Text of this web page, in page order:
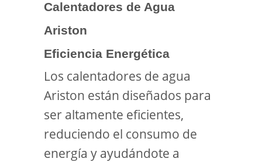
Calentadores de Agua
Ariston
Eficiencia Energética
Los calentadores de agua
Ariston están diseñados para
ser altamente eficientes,
reduciendo el consumo de
energía y ayudándote a